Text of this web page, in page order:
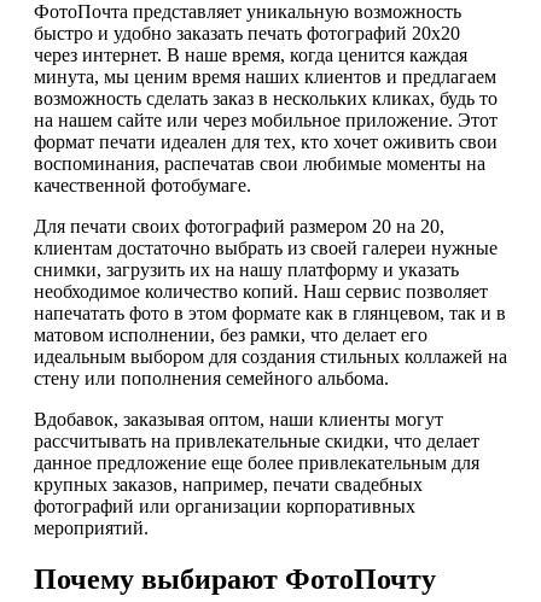
ФотоПочта представляет уникальную возможность
быстро и удобно заказать печать фотографий 20х20
через интернет. В наше время, когда ценится каждая
минута, мы ценим время наших клиентов и предлагаем
возможность сделать заказ в нескольких кликах, будь то
на нашем сайте или через мобильное приложение. Этот
формат печати идеален для тех, кто хочет оживить свои
воспоминания, распечатав свои любимые моменты на
качественной фотобумаге.
Для печати своих фотографий размером 20 на 20,
клиентам достаточно выбрать из своей галереи нужные
снимки, загрузить их на нашу платформу и указать
необходимое количество копий. Наш сервис позволяет
напечатать фото в этом формате как в глянцевом, так и в
матовом исполнении, без рамки, что делает его
идеальным выбором для создания стильных коллажей на
стену или пополнения семейного альбома.
Вдобавок, заказывая оптом, наши клиенты могут
рассчитывать на привлекательные скидки, что делает
данное предложение еще более привлекательным для
крупных заказов, например, печати свадебных
фотографий или организации корпоративных
мероприятий.
Почему выбирают ФотоПочту